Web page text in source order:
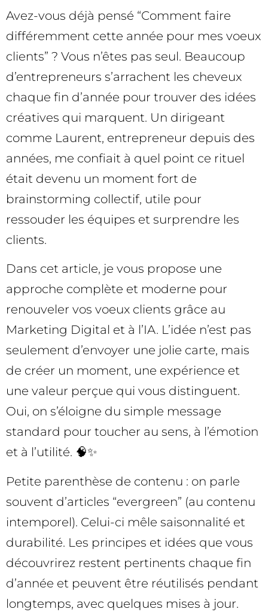
Avez-vous déjà pensé “Comment faire
différemment cette année pour mes voeux
clients” ? Vous n’êtes pas seul. Beaucoup
d’entrepreneurs s’arrachent les cheveux
chaque fin d’année pour trouver des idées
créatives qui marquent. Un dirigeant
comme Laurent, entrepreneur depuis des
années, me confiait à quel point ce rituel
était devenu un moment fort de
brainstorming collectif, utile pour
ressouder les équipes et surprendre les
clients.
Dans cet article, je vous propose une
approche complète et moderne pour
renouveler vos voeux clients grâce au
Marketing Digital et à l’IA. L’idée n’est pas
seulement d’envoyer une jolie carte, mais
de créer un moment, une expérience et
une valeur perçue qui vous distinguent.
Oui, on s’éloigne du simple message
standard pour toucher au sens, à l’émotion
et à l’utilité. 🧠✨
Petite parenthèse de contenu : on parle
souvent d’articles “evergreen” (au contenu
intemporel). Celui-ci mêle saisonnalité et
durabilité. Les principes et idées que vous
découvrirez restent pertinents chaque fin
d’année et peuvent être réutilisés pendant
longtemps, avec quelques mises à jour.